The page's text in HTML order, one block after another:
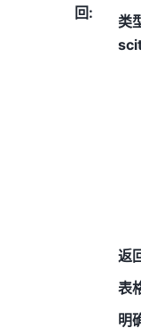
回:
类
返
表
明